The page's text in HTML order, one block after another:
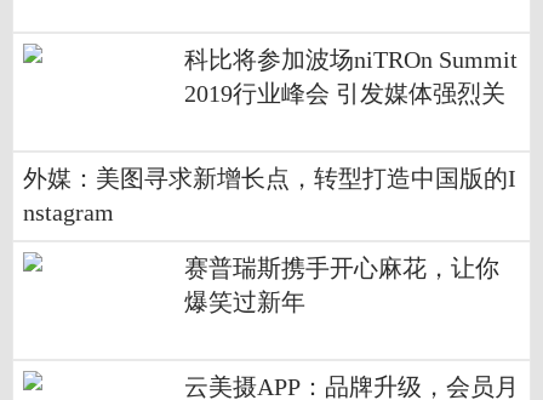
科比将参加波场niTROn Summit
2019行业峰会 引发媒体强烈关
外媒：美图寻求新增长点，转型打造中国版的I
nstagram
赛普瑞斯携手开心麻花，让你
爆笑过新年
云美摄APP：品牌升级，会员月